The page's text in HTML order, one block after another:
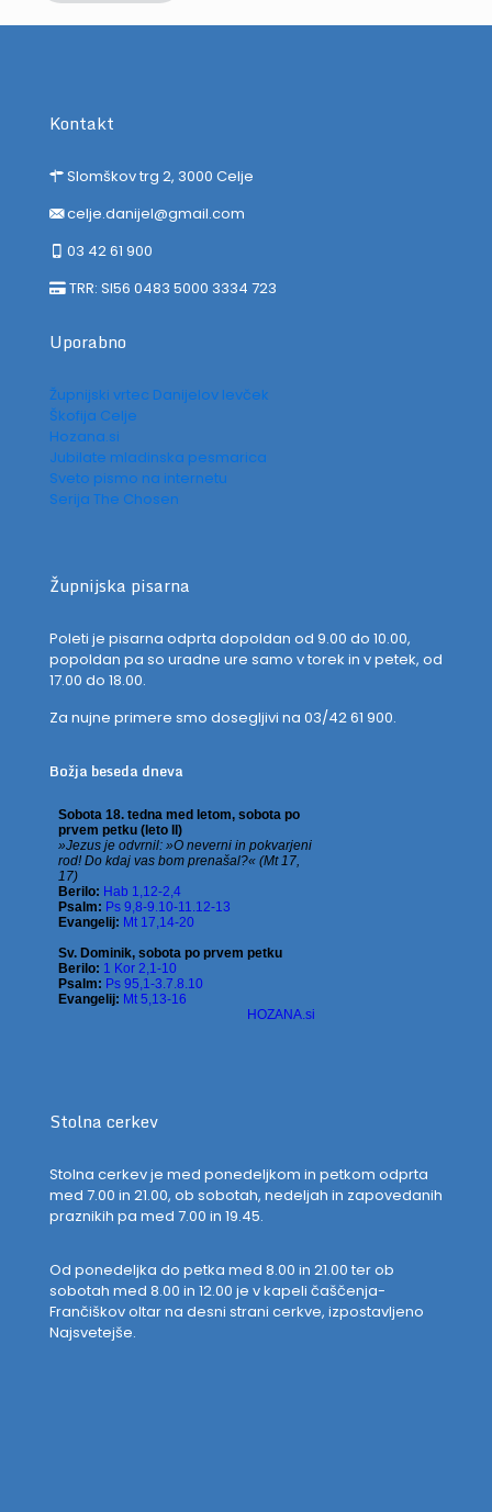
Kontakt
Slomškov trg 2, 3000 Celje
celje.danijel@gmail.com
03 42 61 900
TRR: SI56 0483 5000 3334 723
Uporabno
Župnijski vrtec Danijelov levček
Škofija Celje
Hozana.si
Jubilate mladinska pesmarica
Sveto pismo na internetu
Serija The Chosen
Župnijska pisarna
Poleti je pisarna odprta dopoldan od 9.00 do 10.00,
popoldan pa so uradne ure samo v torek in v petek, od
17.00 do 18.00.
Za nujne primere smo dosegljivi na 03/42 61 900.
Božja beseda dneva
Stolna cerkev
Stolna cerkev je med ponedeljkom in petkom odprta
med 7.00 in 21.00, ob sobotah, nedeljah in zapovedanih
praznikih pa med 7.00 in 19.45.
Od ponedeljka do petka med 8.00 in 21.00 ter ob
sobotah med 8.00 in 12.00 je v kapeli čaščenja-
Frančiškov oltar na desni strani cerkve, izpostavljeno
Najsvetejše.